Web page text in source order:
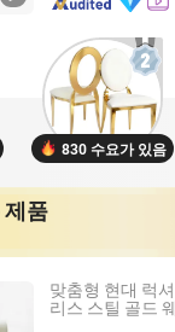
830 수요가 있음
제품
맞춤형 현대 럭
리스 스틸 골드
Ltd.